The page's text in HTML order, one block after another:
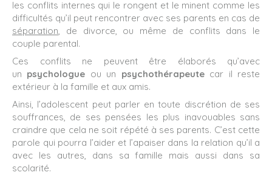
les conflits internes qui le rongent et le minent comme les
difficultés qu’il peut rencontrer avec ses parents en cas de
séparation, de divorce, ou même de conflits dans le
couple parental.
Ces conflits ne peuvent être élaborés qu’avec
un psychologue ou un psychothérapeutecar il reste
extérieur à la famille et aux amis.
Ainsi, l’adolescent peut parler en toute discrétion de ses
souffrances, de ses pensées les plus inavouables sans
craindre que cela ne soit répété à ses parents. C’est cette
parole qui pourra l’aider et l’apaiser dans la relation qu’il a
avec les autres, dans sa famille mais aussi dans sa
scolarité.